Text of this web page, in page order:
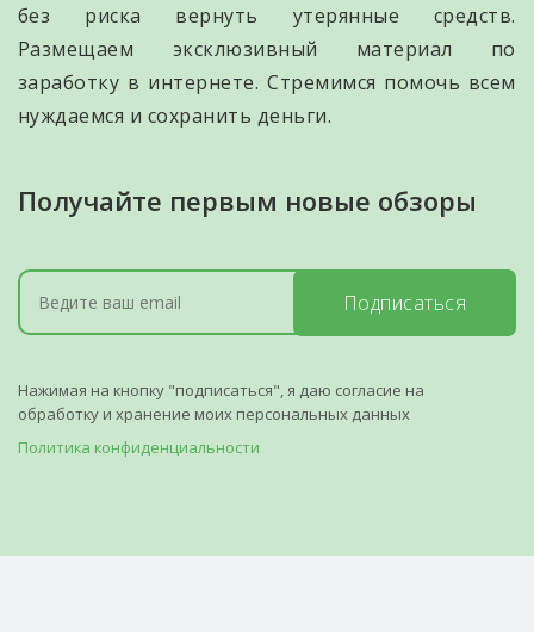
без риска вернуть утерянные средств.
Размещаем эксклюзивный материал по
заработку в интернете. Стремимся помочь всем
нуждаемся и сохранить деньги.
Получайте первым новые обзоры
Подписаться
Нажимая на кнопку "подписаться", я даю согласие на
обработку и хранение моих персональных данных
Политика конфиденциальности